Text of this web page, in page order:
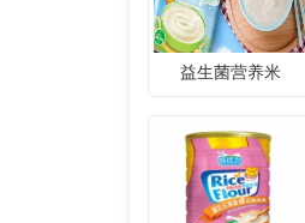
益生菌营养米